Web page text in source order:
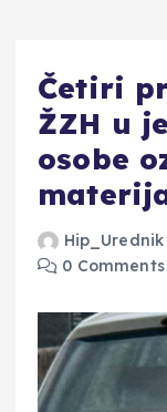
Četiri
ŽZH u
osobe
Hip_Urednik
0 Comments